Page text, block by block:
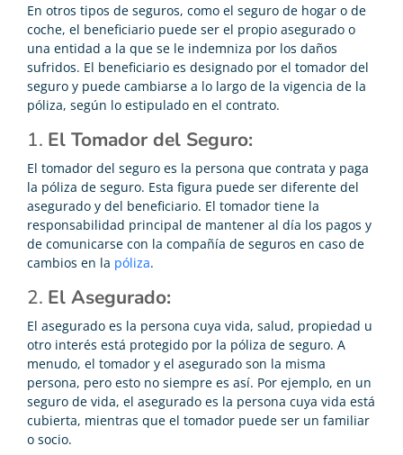
En otros tipos de seguros, como el seguro de hogar o de
coche, el beneficiario puede ser el propio asegurado o
una entidad a la que se le indemniza por los daños
sufridos. El beneficiario es designado por el tomador del
seguro y puede cambiarse a lo largo de la vigencia de la
póliza, según lo estipulado en el contrato.
1. El Tomador del Seguro:
El tomador del seguro es la persona que contrata y paga
la póliza de seguro. Esta figura puede ser diferente del
asegurado y del beneficiario. El tomador tiene la
responsabilidad principal de mantener al día los pagos y
de comunicarse con la compañía de seguros en caso de
cambios en la póliza.
2. El Asegurado:
El asegurado es la persona cuya vida, salud, propiedad u
otro interés está protegido por la póliza de seguro. A
menudo, el tomador y el asegurado son la misma
persona, pero esto no siempre es así. Por ejemplo, en un
seguro de vida, el asegurado es la persona cuya vida está
cubierta, mientras que el tomador puede ser un familiar
o socio.